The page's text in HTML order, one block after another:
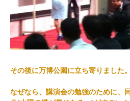
その後に万博公園に立ち寄りました。
なぜなら、講演会の勉強のために、